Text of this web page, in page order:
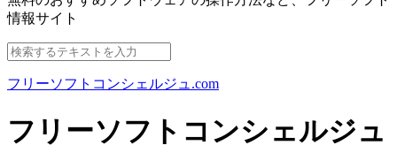
情報サイト
フリーソフトコンシェルジュ.com
フリーソフトコンシェルジュ